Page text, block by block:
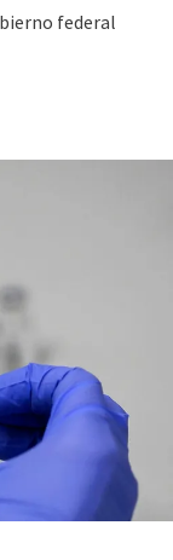
federal